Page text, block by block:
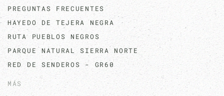
PREGUNTAS FRECUENTES
HAYEDO DE TEJERA NEGRA
RUTA PUEBLOS NEGROS
PARQUE NATURAL SIERRA NORTE
RED DE SENDEROS - GR60
MÁS